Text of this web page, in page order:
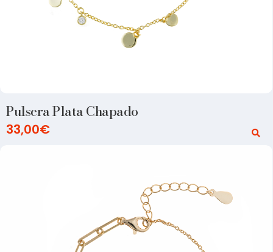
Pulsera Plata Chapado
33,00€